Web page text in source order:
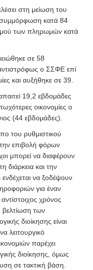
στη μείωση του
συμμόρφωση κατά 84
των πληρωμών κατά
σε 58
ο ΣΣΦΕ επί
και αυξήθηκε σε 39.
19,2 εβδομάδες
οικονομίες ο
(44 εβδομάδες).
του ρυθμιστικού
επιβολή φόρων
μπορεί να διαφέρουν
και την
να ξοδέψουν
για έναν
χρόνος
βελτίωση των
διοίκησης είναι
λειτουργικό
παρέχει
διοίκησης, όμως
σε τακτική βάση.